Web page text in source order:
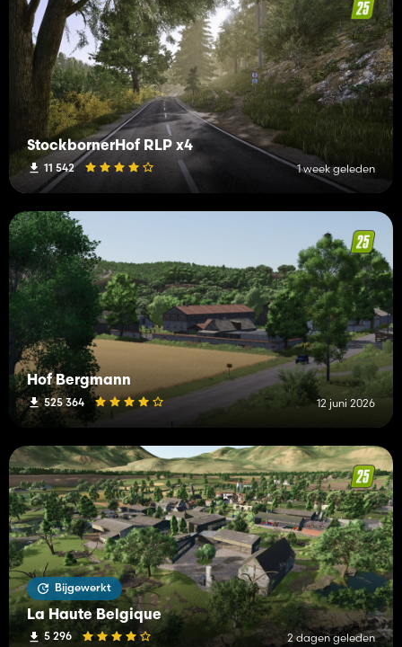
StockbornerHof RLP x4
11 542 1 week geleden
Hof Bergmann
525 364 12 juni 2026
Bijgewerkt
La Haute Belgique
5 296 2 dagen geleden